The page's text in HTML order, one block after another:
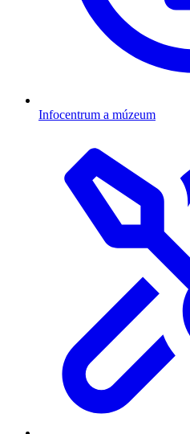
Infocentrum a múzeum